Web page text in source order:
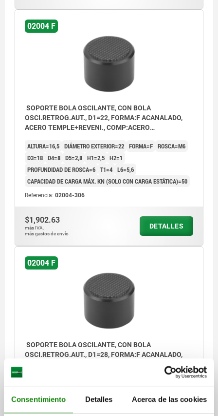
Consentimiento Detalles Acerca de las cookies
contra torsión
02004 F
SOPORTE BOLA OSCILANTE, CON BOLA
OSCI.RETROG.AUT., D1=22, FORMA:F ACANALADO,
ACERO TEMPLE+REVENI., COMP:ACERO
ALTURA=16,5 DIÁMETRO EXTERIOR=22 FORMA=F ROSCA=M6
D3=18 D4=8 D5=2,8 H1=2,5 H2=1
PROFUNDIDAD DE ROSCA=6 T1=4 L6=5,6
CAPACIDAD DE CARGA MÁX. KN (SOLO CON CARGA ESTÁTICA)=50
Referencia: 02004-306
$1,902.63
más IVA.
más gastos de envío
DETALLES
02004 F
SOPORTE BOLA OSCILANTE, CON BOLA
OSCI.RETROG.AUT., D1=28, FORMA:F ACANALADO,
D3=23
D4=11 H1=3,4